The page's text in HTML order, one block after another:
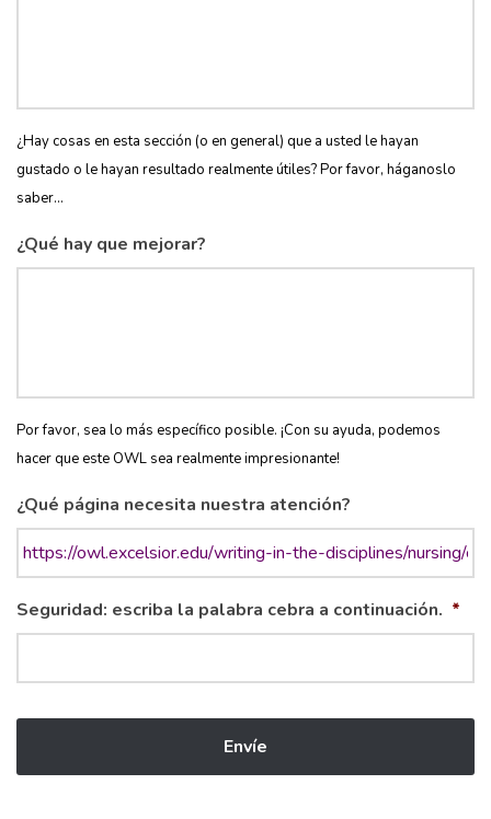
¿Hay cosas en esta sección (o en general) que a usted le hayan
gustado o le hayan resultado realmente útiles? Por favor, háganoslo
saber...
¿Qué hay que mejorar?
Por favor, sea lo más específico posible. ¡Con su ayuda, podemos
hacer que este OWL sea realmente impresionante!
¿Qué página necesita nuestra atención?
Seguridad: escriba la palabra cebra a continuación. *